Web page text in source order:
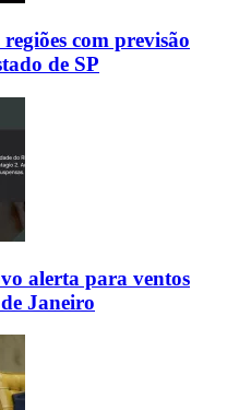
com previsão
de SP
alerta para ventos
Janeiro